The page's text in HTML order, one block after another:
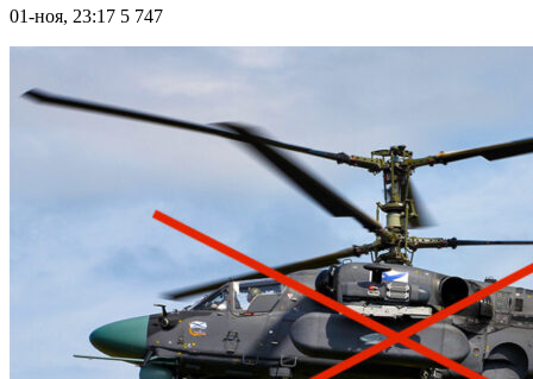
01-ноя, 23:17 5 747